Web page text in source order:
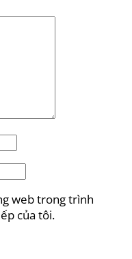
web trong trình
của tôi.